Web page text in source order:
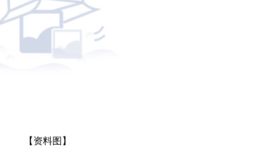
【资料图】